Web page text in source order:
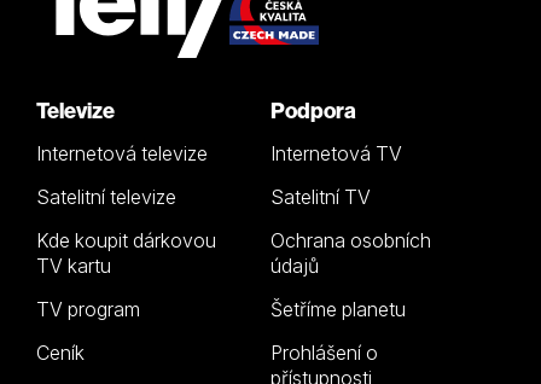
Televize
Internetová televize
Satelitní televize
Kde koupit dárkovou
TV kartu
TV program
Ceník
Podpora
Internetová TV
Satelitní TV
Ochrana osobních
údajů
Šetříme planetu
Prohlášení o
přístupnosti